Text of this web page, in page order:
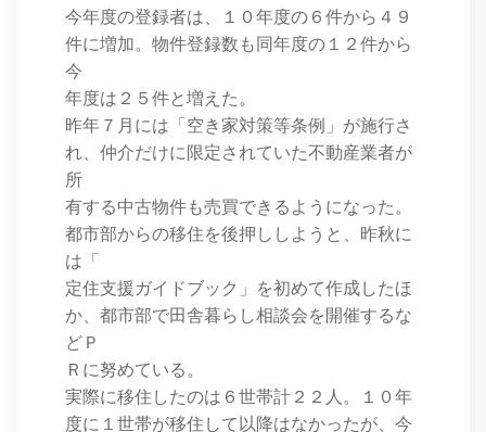
今年度の登録者は、１０年度の６件から４９
件に増加。物件登録数も同年度の１２件から
今
年度は２５件と増えた。
昨年７月には「空き家対策等条例」が施行さ
れ、仲介だけに限定されていた不動産業者が
所
有する中古物件も売買できるようになった。
都市部からの移住を後押ししようと、昨秋に
は「
定住支援ガイドブック」を初めて作成したほ
か、都市部で田舎暮らし相談会を開催するな
どＰ
Ｒに努めている。
実際に移住したのは６世帯計２２人。１０年
度に１世帯が移住して以降はなかったが、今